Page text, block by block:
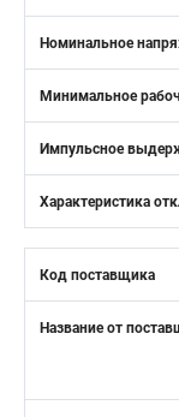
Номинальное
Минимальное
Импульсное
Характеристика
Код поставщика
Название от